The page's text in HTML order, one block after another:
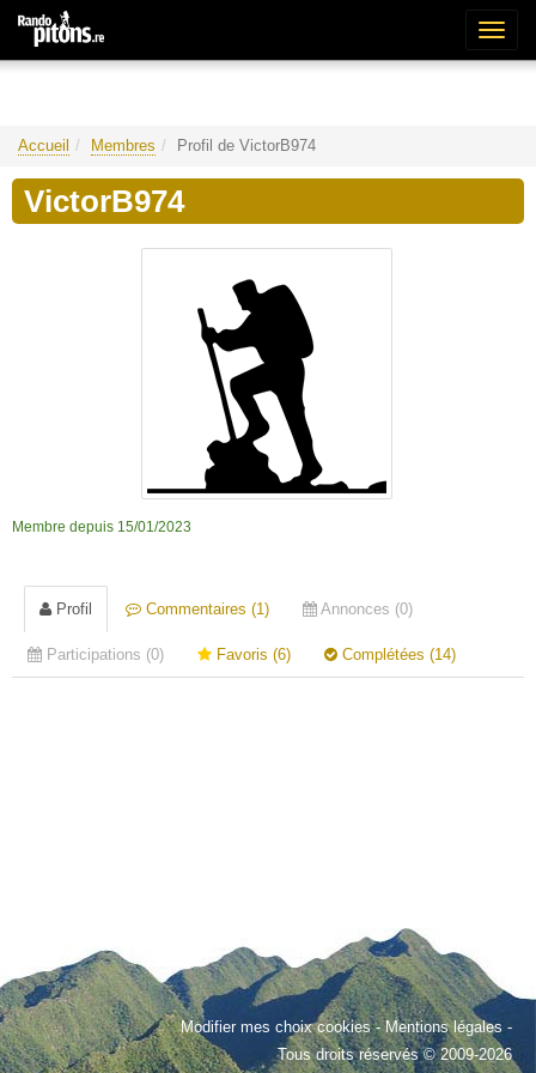
Accueil Membres Profil de VictorB974
VictorB974
Membre depuis 15/01/2023
Profil Commentaires (1) Annonces (0)
Participations (0) Favoris (6) Complétées (14)
Modifier mes choix cookies-Mentions légales -
Tous droits réservés © 2009-2026